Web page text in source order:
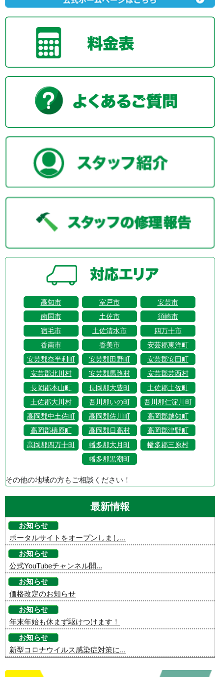
高知市 室戸市
安芸市
南国市
土佐市
須崎市
宿毛市
土佐清水市
四万十市
香南市
香美市
安芸郡東洋町
安芸郡奈半利町
安芸郡田野町
安芸郡安田町
安芸郡北川村
安芸郡馬路村
安芸郡芸西村
長岡郡本山町
長岡郡大豊町
土佐郡土佐町
土佐郡大川村
吾川郡いの町
吾川郡仁淀川町
高岡郡中土佐町
高岡郡佐川町
高岡郡越知町
高岡郡檮原町
高岡郡日高村
高岡郡津野町
高岡郡四万十町
幡多郡大月町
幡多郡三原村
幡多郡黒潮町
その他の地域の方もご相談ください！
最新情報
お知らせ
ポータルサイトをオープンしまし...
お知らせ
公式YouTubeチャンネル開...
お知らせ
価格改定のお知らせ
お知らせ
年末年始も休まず駆けつけます！
お知らせ
新型コロナウイルス感染症対策に...